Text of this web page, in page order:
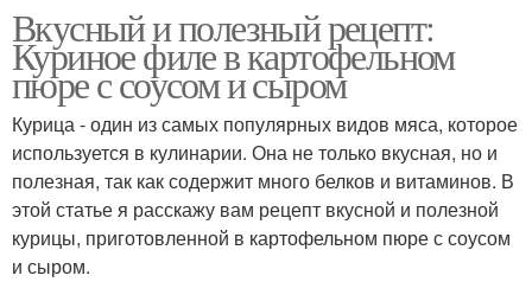
Вкусный и полезный рецепт:
Куриное филе в картофельном
пюре с соусом и сыром
Курица - один из самых популярных видов мяса, которое
используется в кулинарии. Она не только вкусная, но и
полезная, так как содержит много белков и витаминов. В
этой статье я расскажу вам рецепт вкусной и полезной
курицы, приготовленной в картофельном пюре с соусом
и сыром.